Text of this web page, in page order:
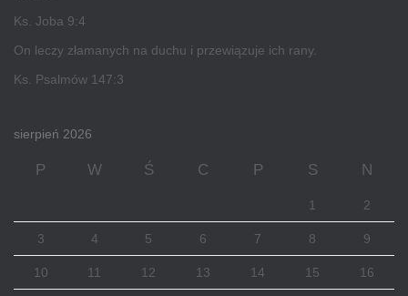
Ks. Joba 9:4
On leczy złamanych na duchu i przewiązuje ich rany.
Ks. Psalmów 147:3
sierpień 2026
P W Ś C P S N
1 2
3 4 5 6 7 8 9
10 11 12 13 14 15 16